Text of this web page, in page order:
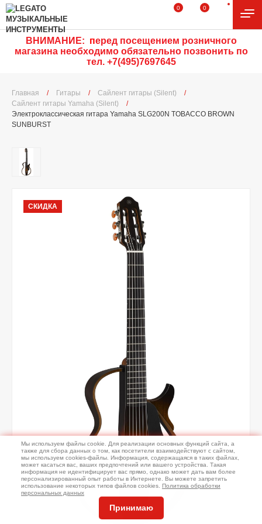
0 0
ВНИМАНИЕ: перед посещением розничного
магазина необходимо обязательно позвонить по
тел. +7(495)7697645
Главная / Гитары / Сайлент гитары (Silent)
/
Сайлент гитары Yamaha (Silent)
/
Электроклассическая гитара Yamaha SLG200N TOBACCO BROWN
SUNBURST
СКИДКА
Мы используем файлы cookie. Для реализации основных функций сайта, а
также для сбора данных о том, как посетители взаимодействуют с сайтом,
мы используем cookies-файлы. Информация, содержащаяся в таких файлах,
может касаться вас, ваших предпочтений или вашего устройства. Такая
информация не идентифицирует вас прямо, однако может дать вам более
персонализированный опыт работы в Интернете. Вы можете запретить
использование некоторых типов файлов cookies. Политика обработки
персональных данных
Принимаю